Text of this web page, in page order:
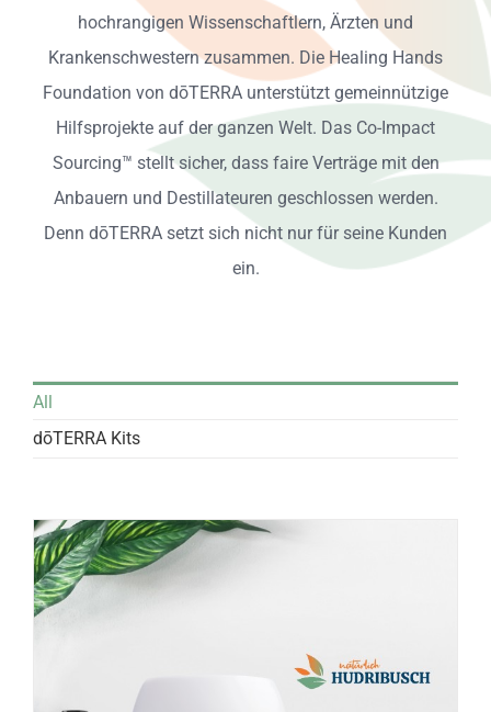
hochrangigen Wissenschaftlern, Ärzten und
Krankenschwestern zusammen. Die Healing Hands
Foundation von dōTERRA unterstützt gemeinnützige
Hilfsprojekte auf der ganzen Welt. Das Co-Impact
Sourcing™ stellt sicher, dass faire Verträge mit den
Anbauern und Destillateuren geschlossen werden.
Denn dōTERRA setzt sich nicht nur für seine Kunden
ein.
All
dōTERRA Kits